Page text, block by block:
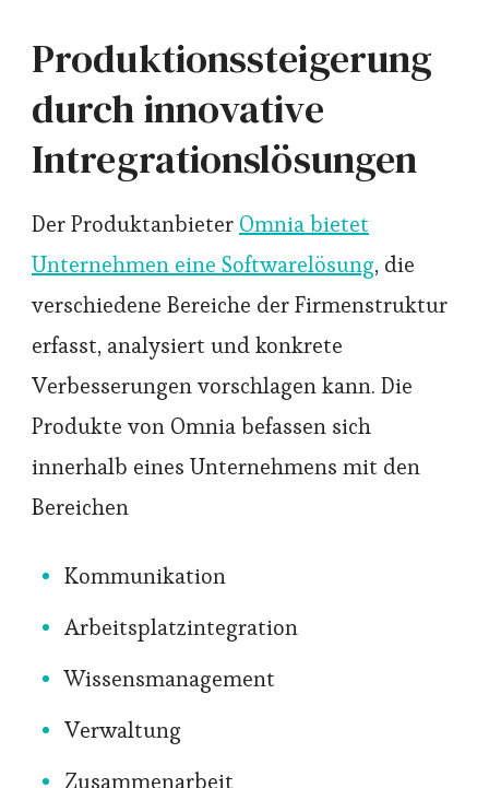
Produktionssteigerung
durch innovative
Intregrationslösungen
Der Produktanbieter Omnia bietet
Unternehmen eine Softwarelösung, die
verschiedene Bereiche der Firmenstruktur
erfasst, analysiert und konkrete
Verbesserungen vorschlagen kann. Die
Produkte von Omnia befassen sich
innerhalb eines Unternehmens mit den
Bereichen
Kommunikation
Arbeitsplatzintegration
Wissensmanagement
Verwaltung
Zusammenarbeit